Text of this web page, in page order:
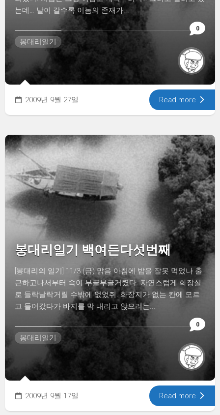
0
는데… 날이 갈수록 이놈의 존재가...
봉대리일기
2009년 9월 27일 Read more
0
봉대리일기 백여든다섯번째
[봉대리의 일기] 11/3 (금) 맑음 아침에 밥을 잘못 먹었나 출
근하고나서부터 속이 부글부글거렸다. 자연스럽게 화장실
로 들락날락거릴 수밖에 없었쥐. 화장지가 없는 칸에 모르
고 들어갔다가 바지를 막 내리고 앉으려는...
봉대리일기
2009년 9월 17일 Read more